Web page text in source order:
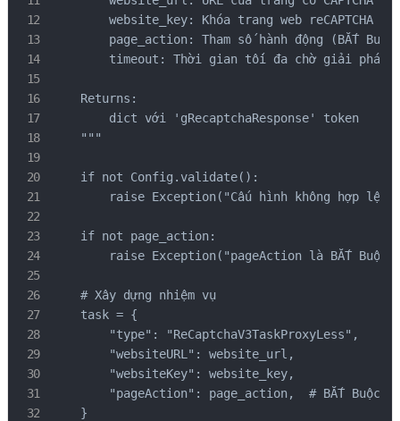
        website_key: Khóa trang web reCAPTCHA
page_action: Tham số hành động (BẮT Buộc
timeout: Thời gian tối đa chờ giải pháp
    Returns:
        dict với 'gRecaptchaResponse' token
    """
    if not Config.validate():
raise Exception("Cấu hình không hợp lệ
    if not page_action:
raise Exception("pageAction là BẮT Buộc
    # Xây dựng nhiệm vụ
    task = {
        "type": "ReCaptchaV3TaskProxyLess",
        "websiteURL": website_url,
        "websiteKey": website_key,
"pageAction": page_action,  # BẮT Buộc
    }